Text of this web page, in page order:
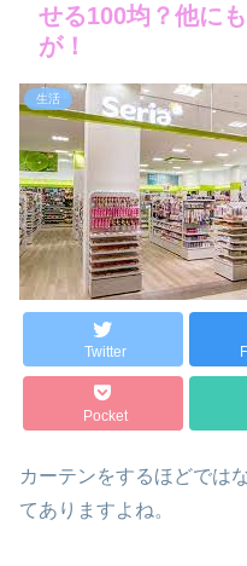
せる100均？他に
が！
生活
Twitter
Pocket
カーテンをするほどでは
てありますよね。